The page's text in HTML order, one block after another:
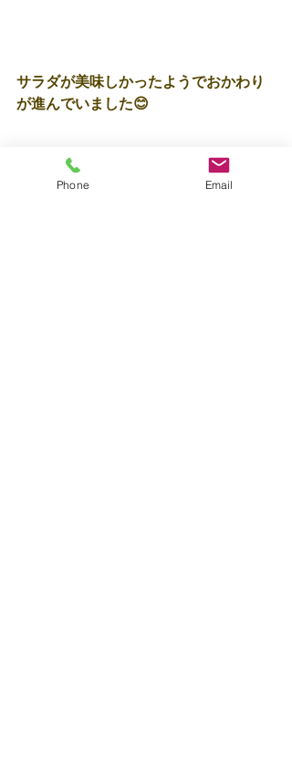
サラダが美味しかったようでおかわり
が進んでいました😊
Phone Email